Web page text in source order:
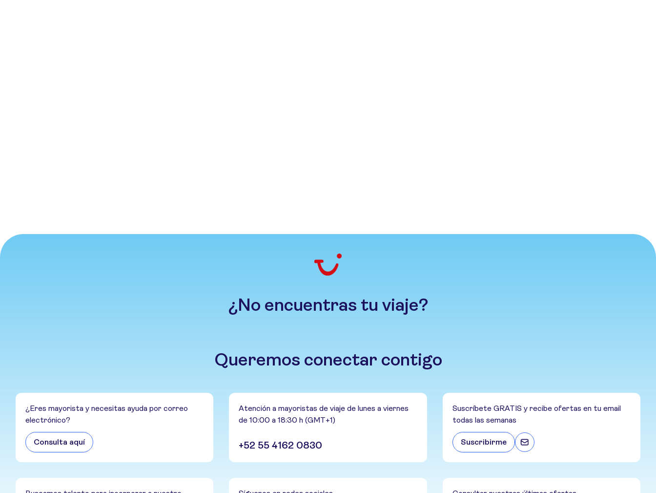
¿No encuentras tu viaje?
Queremos conectar contigo
¿Eres mayorista y necesitas ayuda por correo
electrónico?
Consulta aquí
Atención a mayoristas de viaje de lunes a viernes
de 10:00 a 18:30 h (GMT+1)
+52 55 4162 0830
Suscríbete GRATIS y recibe ofertas en tu email
todas las semanas
Suscribirme